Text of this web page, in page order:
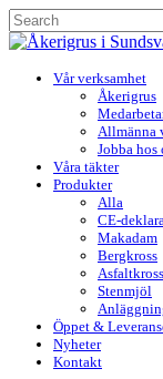
Skip
to
content
Close
Menu
Vår verksamhet
Åkerigrus
Allmänna
Jobba hos
Våra täkter
Produkter
Alla
CE-
Makadam
Bergkross
Asfaltkross
Stenmjöl
Öppet &
Nyheter
Kontakt